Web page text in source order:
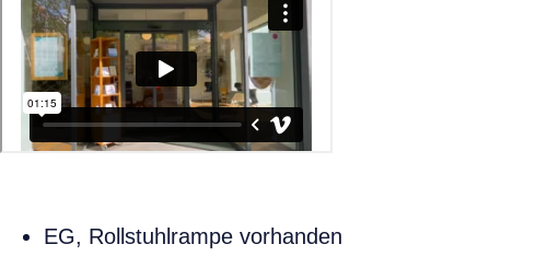
EG, Rollstuhlrampe vorhanden